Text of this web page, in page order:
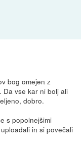
bog omejen z
Da vse kar ni bolj ali
dobro.
s popolnejšimi
in si povečali